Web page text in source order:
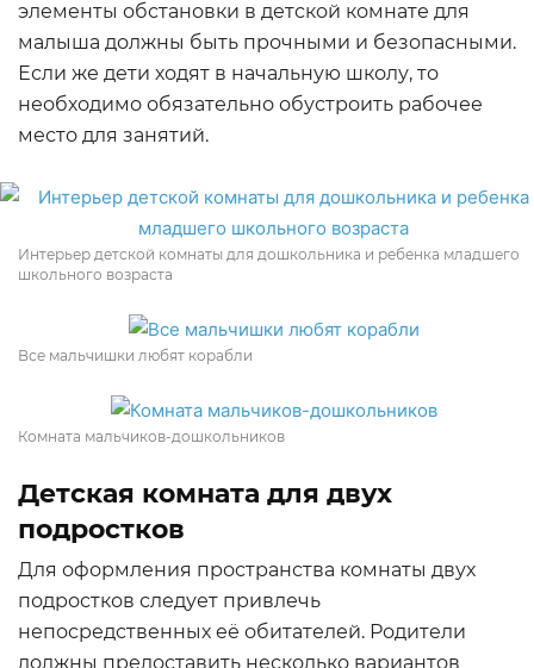
элементы обстановки в детской комнате для
малыша должны быть прочными и безопасными.
Если же дети ходят в начальную школу, то
необходимо обязательно обустроить рабочее
место для занятий.
Интерьер детской комнаты для дошкольника и ребенка младшего
школьного возраста
Все мальчишки любят корабли
Комната мальчиков-дошкольников
Детская комната для двух
подростков
Для оформления пространства комнаты двух
подростков следует привлечь
непосредственных её обитателей. Родители
должны предоставить несколько вариантов